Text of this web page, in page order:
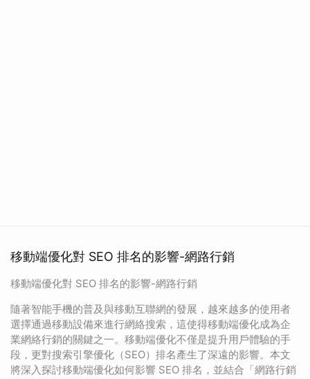
移動端優化對 SEO 排名的影響-網路行銷
移動端優化對 SEO 排名的影響-網路行銷
隨著智能手機的普及與移動互聯網的發展，越來越多的使用者
選擇通過移動設備來進行網絡搜索，這使得移動端優化成為企
業網絡行銷的關鍵之一。移動端優化不僅是提升用戶體驗的手
段，更對搜索引擎優化（SEO）排名產生了深遠的影響。本文
將深入探討移動端優化如何影響 SEO 排名，並結合「網路行銷